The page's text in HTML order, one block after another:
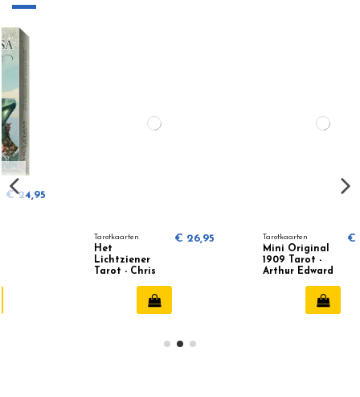
Lichtziener
Tarot - Chris
€ 26,95 Tarotkaarten
Mini Original
1909 Tarot -
Arthur Edward
€ 19,95